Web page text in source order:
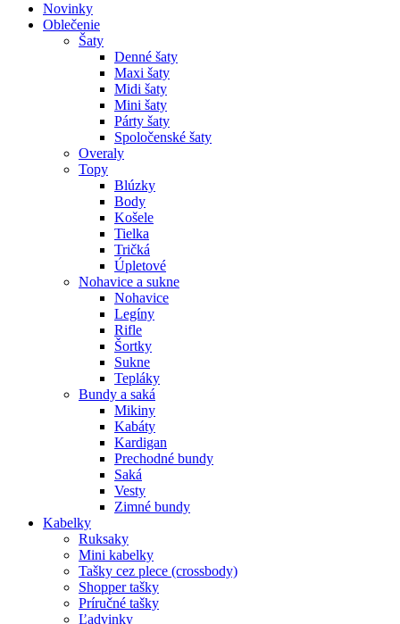
Novinky
Oblečenie
Šaty
Denné šaty
Maxi šaty
Midi šaty
Mini šaty
Párty šaty
Spoločenské šaty
Overaly
Topy
Blúzky
Body
Košele
Tielka
Tričká
Úpletové
Nohavice a sukne
Nohavice
Legíny
Rifle
Šortky
Sukne
Tepláky
Bundy a saká
Mikiny
Kabáty
Kardigan
Prechodné bundy
Saká
Vesty
Zimné bundy
Kabelky
Ruksaky
Mini kabelky
Tašky cez plece (crossbody)
Shopper tašky
Príručné tašky
Ľadvinky